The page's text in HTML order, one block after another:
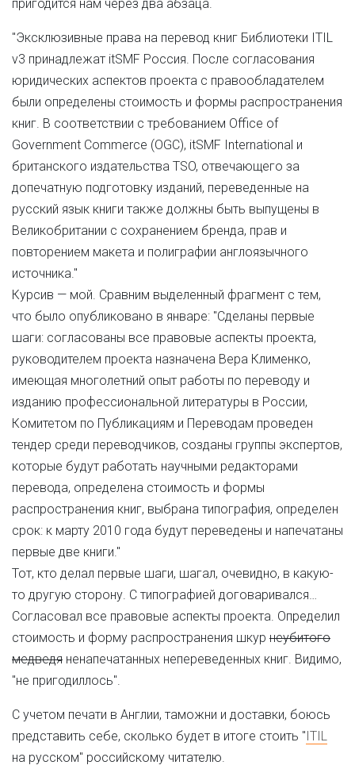
пригодится нам через два абзаца.
"Эксклюзивные права на перевод книг Библиотеки ITIL
v3 принадлежат itSMF Россия. После согласования
юридических аспектов проекта с правообладателем
были определены стоимость и формы распространения
книг. В соответствии с требованием Office of
Government Commerce (OGC), itSMF International и
британского издательства TSO, отвечающего за
допечатную подготовку изданий, переведенные на
русский язык книги также должны быть выпущены в
Великобритании с сохранением бренда, прав и
повторением макета и полиграфии англоязычного
источника."
Курсив — мой. Сравним выделенный фрагмент с тем,
что было опубликовано в январе: "Сделаны первые
шаги: согласованы все правовые аспекты проекта,
руководителем проекта назначена Вера Клименко,
имеющая многолетний опыт работы по переводу и
изданию профессиональной литературы в России,
Комитетом по Публикациям и Переводам проведен
тендер среди переводчиков, созданы группы экспертов,
которые будут работать научными редакторами
перевода, определена стоимость и формы
распространения книг, выбрана типография, определен
срок: к марту 2010 года будут переведены и напечатаны
первые две книги."
Тот, кто делал первые шаги, шагал, очевидно, в какую-
то другую сторону. С типографией договаривался…
Согласовал все правовые аспекты проекта. Определил
стоимость и форму распространения шкур неубитого
медведя ненапечатанных непереведенных книг. Видимо,
"не пригодиллось".
С учетом печати в Англии, таможни и доставки, боюсь
представить себе, сколько будет в итоге стоить "ITIL
на русском" российскому читателю.